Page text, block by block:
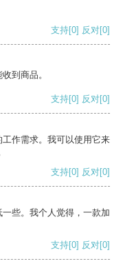
支持[0] 反对[0]
到商品。
支持[0] 反对[0]
作需求。我可以使用它来
支持[0] 反对[0]
些。我个人觉得，一款加
支持[0] 反对[0]